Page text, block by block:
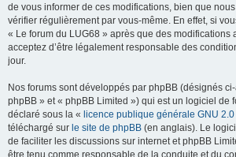
de vous informer de ces modifications, bien que
vérifier régulièrement par vous-même. En effet, si
« Le forum du LUG68 » après que des modifications
acceptez d’être légalement responsable des
jour.
Nos forums sont développés par phpBB (désignés
phpBB » et « phpBB Limited ») qui est un logiciel de
déclaré sous la « licence publique générale GNU 2.0
téléchargé sur le site de phpBB (en anglais). Le
de faciliter les discussions sur internet et phpBB
être tenu comme responsable de la conduite et du